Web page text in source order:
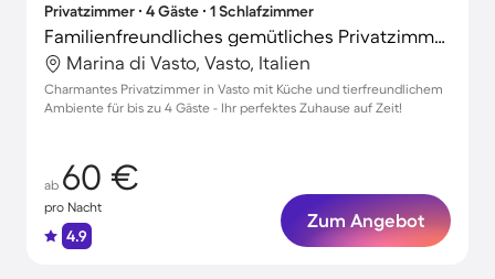
Privatzimmer ∙ 4 Gäste ∙ 1 Schlafzimmer
Familienfreundliches gemütliches Privatzimmer mit Grill und Garten | Naturblick | Haustiere erlaubt
Marina di Vasto, Vasto, Italien
Charmantes Privatzimmer in Vasto mit Küche und tierfreundlichem
Ambiente für bis zu 4 Gäste - Ihr perfektes Zuhause auf Zeit!
ab 60 €
pro Nacht
4.9
Zum Angebot